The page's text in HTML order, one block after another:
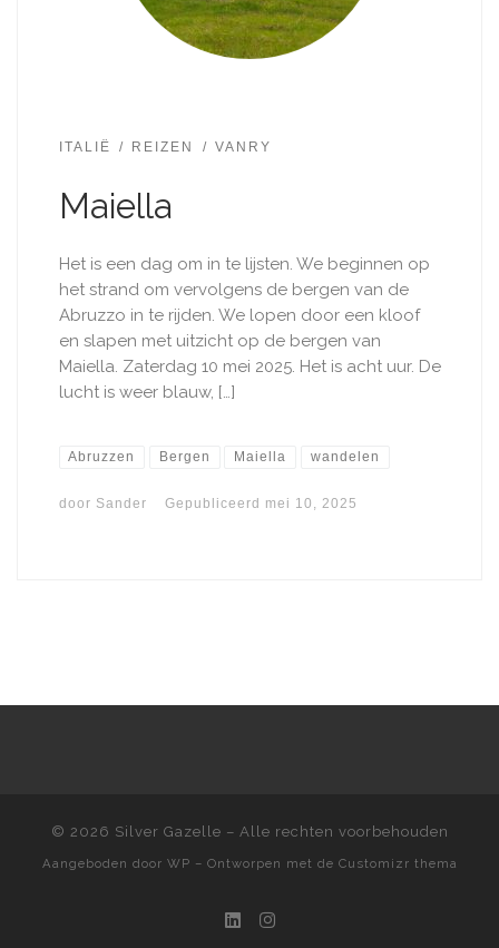
ITALIË REIZEN VANRY
Maiella
Het is een dag om in te lijsten. We beginnen op
het strand om vervolgens de bergen van de
Abruzzo in te rijden. We lopen door een kloof
en slapen met uitzicht op de bergen van
Maiella. Zaterdag 10 mei 2025. Het is acht uur. De
lucht is weer blauw, […]
Abruzzen Bergen Maiella wandelen
door Sander Gepubliceerd mei 10, 2025
© 2026 Silver Gazelle – Alle rechten voorbehouden
Aangeboden door WP – Ontworpen met de Customizr thema